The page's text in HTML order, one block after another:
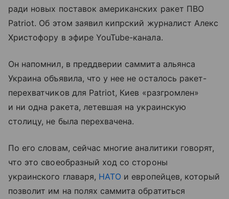
ради новых поставок американских ракет ПВО
Patriot. Об этом заявил кипрский журналист Алекс
Христофору в эфире YouTube-канала.
Он напомнил, в преддверии саммита альянса
Украина объявила, что у нее не осталось ракет-
перехватчиков для Patriot, Киев «разгромлен»
и ни одна ракета, летевшая на украинскую
столицу, не была перехвачена.
По его словам, сейчас многие аналитики говорят,
что это своеобразный ход со стороны
украинского главаря, НАТО и европейцев, который
позволит им на полях саммита обратиться